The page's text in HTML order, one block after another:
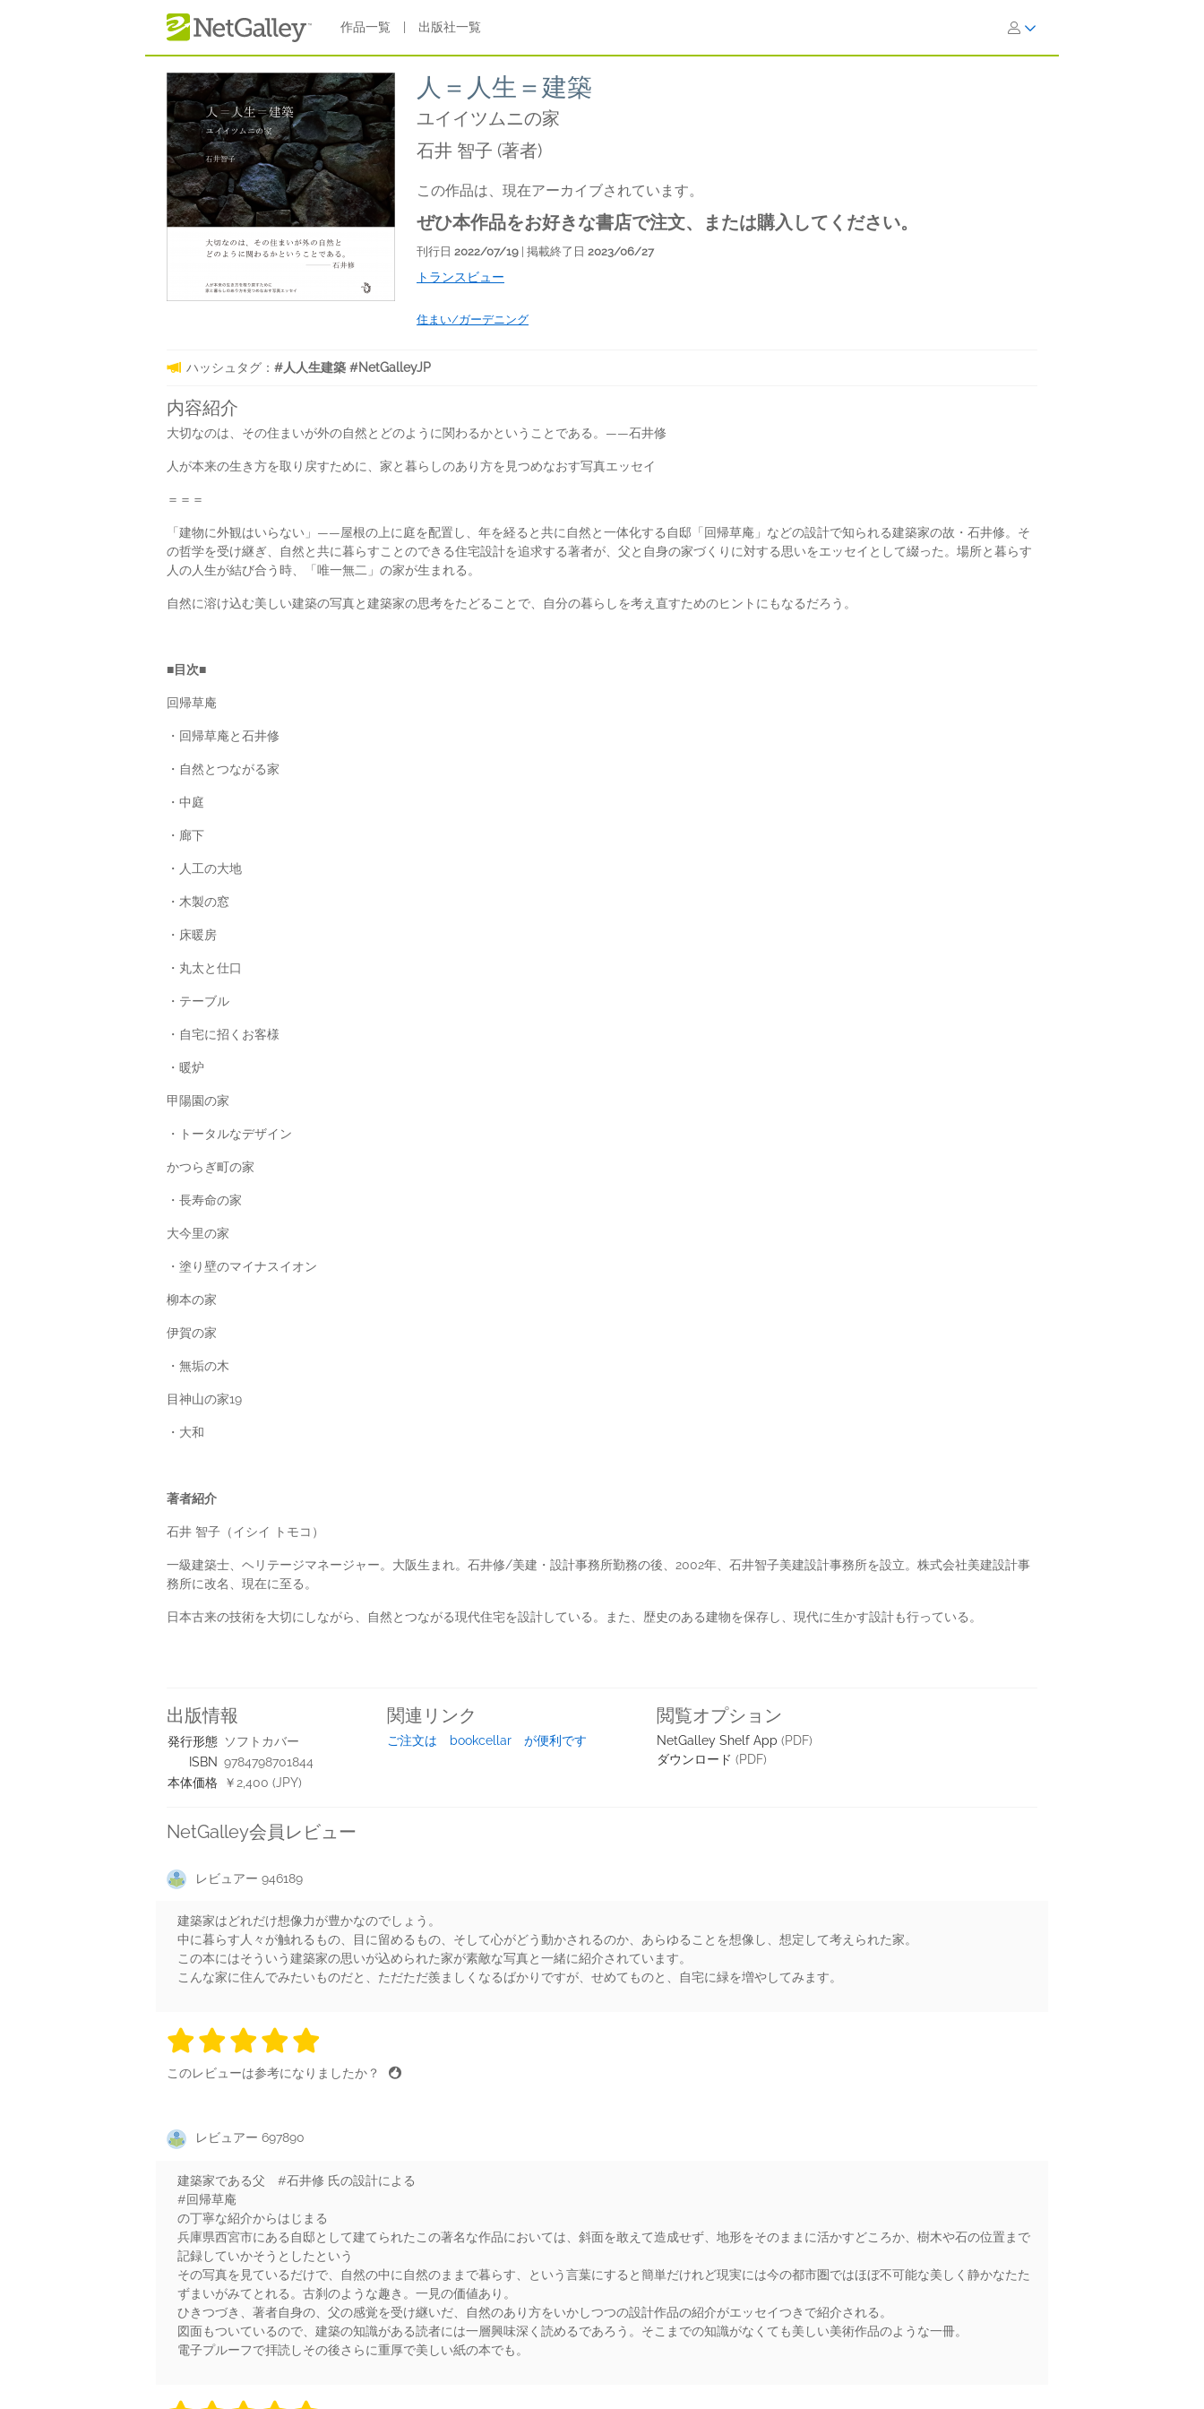
作品一覧 出版社一覧
人＝人生＝建築
ユイイツムニの家
石井 智子 (著者)
この作品は、現在アーカイブされています。
ぜひ本作品をお好きな書店で注文、または購入してください。
刊行日 2022/07/19 | 掲載終了日 2023/06/27
トランスビュー
住まい/ガーデニング
ハッシュタグ： #人人生建築 #NetGalleyJP
内容紹介
大切なのは、その住まいが外の自然とどのように関わるかということである。――石井修
人が本来の生き方を取り戻すために、家と暮らしのあり方を見つめなおす写真エッセイ
＝＝＝
「建物に外観はいらない」――屋根の上に庭を配置し、年を経ると共に自然と一体化する自邸「回帰草庵」などの設計で知られる建築家の故・石井修。そ
の哲学を受け継ぎ、自然と共に暮らすことのできる住宅設計を追求する著者が、父と自身の家づくりに対する思いをエッセイとして綴った。場所と暮らす
人の人生が結び合う時、「唯一無二」の家が生まれる。
自然に溶け込む美しい建築の写真と建築家の思考をたどることで、自分の暮らしを考え直すためのヒントにもなるだろう。
■目次■
回帰草庵
・回帰草庵と石井修
・自然とつながる家
・中庭
・廊下
・人工の大地
・木製の窓
・床暖房
・丸太と仕口
・テーブル
・自宅に招くお客様
・暖炉
甲陽園の家
・トータルなデザイン
かつらぎ町の家
・長寿命の家
大今里の家
・塗り壁のマイナスイオン
柳本の家
伊賀の家
・無垢の木
目神山の家19
・大和
著者紹介
石井 智子（イシイ トモコ）
一級建築士、ヘリテージマネージャー。大阪生まれ。石井修/美建・設計事務所勤務の後、2002年、石井智子美建設計事務所を設立。株式会社美建設計事
務所に改名、現在に至る。
日本古来の技術を大切にしながら、自然とつながる現代住宅を設計している。また、歴史のある建物を保存し、現代に生かす設計も行っている。
出版情報
発行形態 ソフトカバー
ISBN 9784798701844
本体価格
￥2,400 (JPY)
関連リンク
ご注文は bookcellar が便利です
閲覧オプション
NetGalley Shelf App (PDF)
ダウンロード (PDF)
NetGalley会員レビュー
レビュアー 946189
建築家はどれだけ想像力が豊かなのでしょう。
中に暮らす人々が触れるもの、目に留めるもの、そして心がどう動かされるのか、あらゆることを想像し、想定して考えられた家。
この本にはそういう建築家の思いが込められた家が素敵な写真と一緒に紹介されています。
こんな家に住んでみたいものだと、ただただ羨ましくなるばかりですが、せめてものと、自宅に緑を増やしてみます。
5 stars
5 stars
5 stars
5 stars
このレビューは参考になりましたか？
レビュアー 697890
建築家である父 #石井修 氏の設計による
#回帰草庵
の丁寧な紹介からはじまる
兵庫県西宮市にある自邸として建てられたこの著名な作品においては、斜面を敢えて造成せず、地形をそのままに活かすどころか、樹木や石の位置まで
記録していかそうとしたという
その写真を見ているだけで、自然の中に自然のままで暮らす、という言葉にすると簡単だけれど現実には今の都市圏ではほぼ不可能な美しく静かなたた
ずまいがみてとれる。古刹のような趣き。一見の価値あり。
ひきつづき、著者自身の、父の感覚を受け継いだ、自然のあり方をいかしつつの設計作品の紹介がエッセイつきで紹介される。
図面もついているので、建築の知識がある読者には一層興味深く読めるであろう。そこまでの知識がなくても美しい美術作品のような一冊。
電子プルーフで拝読しその後さらに重厚で美しい紙の本でも。